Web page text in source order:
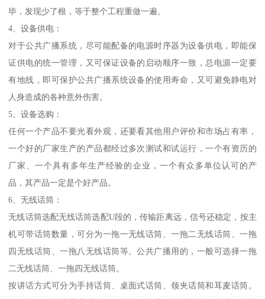
毕，发现少了根，等于整个工程重做一遍。
4、设备供电：
对于公共广播系统，尽可能配备的电源时序器为设备供电，即能保
证供电的统一管理，又可保证设备的启动顺序一致，总电源一定要
有地线，即可保护公共广播系统设备的使用寿命，又可避免静电对
人身造成的各种意外伤害。
5、设备选购：
任何一个产品不要光看外观，还要看其他用户评价和市场占有率，
一个好的厂家生产的产品都经过多次测试和试运行，一个有资历的
厂家、一个具有多年生产经验的企业，一个有众多单位认可的产
品，其产品一定是个好产品。
6、无线话筒：
无线话筒选配无线话筒选配U段的，传输距离远，信号还稳定，按主
机可带话筒数量，可分为一拖一无线话筒、一拖二无线话筒、一拖
四无线话筒、一拖八无线话筒等。公共广播用的，一般可选择一拖
二无线话筒、一拖四无线话筒。
按讲话方式可分为手持话筒、桌面式话筒、领夹话筒和耳麦话筒。